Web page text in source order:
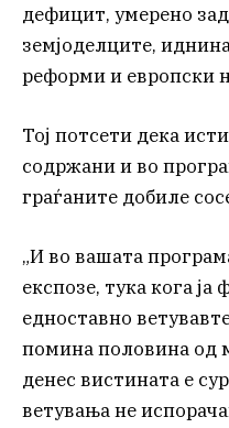
дефицит, умерено
земјоделците,
реформи и европски
Тој потсети дека
содржани и во
граѓаните добиле
„И во вашата
експозе, тука кога
едноставно
помина половина од
денес вистината е
ветувања не